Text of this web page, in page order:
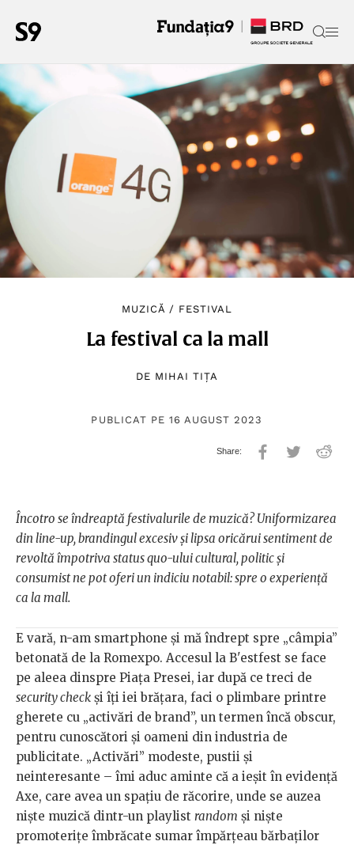
MUZICĂ / FESTIVAL
La festival ca la mall
DE MIHAI TIȚA
PUBLICAT PE 16 AUGUST 2023
Încotro se îndreaptă festivalurile de muzică? Uniformizarea
din line-up, brandingul excesiv și lipsa oricărui sentiment de
revoltă împotriva status quo-ului cultural, politic și
consumist ne pot oferi un indiciu notabil: spre o experiență
ca la mall.
E vară, n-am smartphone și mă îndrept spre „câmpia”
betonată de la Romexpo. Accesul la B'estfest se face
pe aleea dinspre Piața Presei, iar după ce treci de
security check și îți iei brățara, faci o plimbare printre
gherete cu „activări de brand”, un termen încă obscur,
pentru cunoscători și oameni din industria de
publicitate. „Activări” modeste, pustii și
neinteresante – îmi aduc aminte că a ieșit în evidență
Axe, care avea un spațiu de răcorire, unde se auzea
niște muzică dintr-un playlist random și niște
promoterițe îmbrăcate sumar împărțeau bărbaților